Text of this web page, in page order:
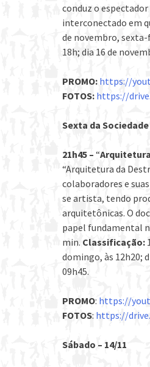
conduz o
interconectado em
de novembro, sexta-
18h; dia 16 de
PROMO: https://
FOTOS: https://
Sexta da Sociedade
21h45 – “
“Arquitetura da
colaboradores e
se artista, tendo
arquitetônicas. O
papel fundamental
min. Classificação:
domingo, às 12h20;
09h45.
PROMO: https://
FOTOS: https://
Sábado – 14/11